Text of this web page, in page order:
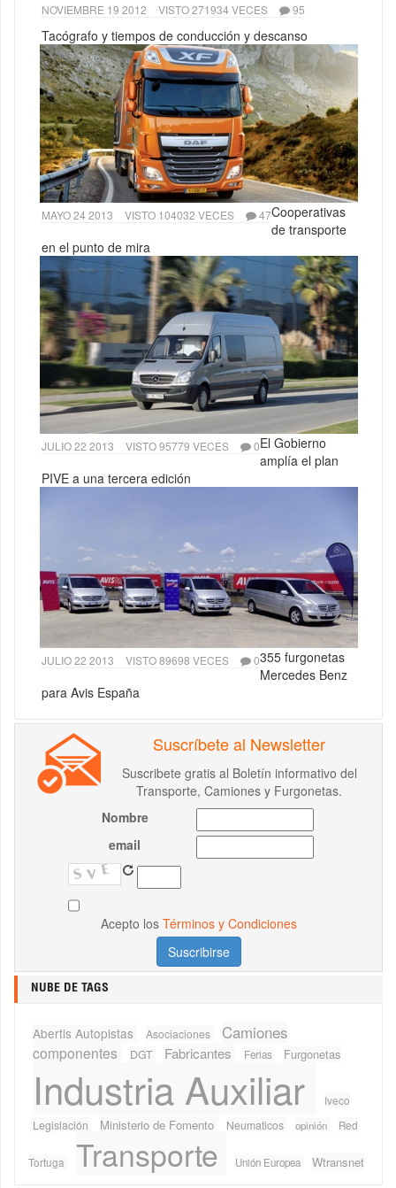
NOVIEMBRE 19 2012 VISTO 271934 VECES 95
Tacógrafo y tiempos de conducción y descanso
MAYO 24 2013 VISTO 104032 VECES 47Cooperativas
de transporte
en el punto de mira
JULIO 22 2013 VISTO 95779 VECES 0El Gobierno
amplía el plan
PIVE a una tercera edición
JULIO 22 2013 VISTO 89698 VECES 0355 furgonetas
Mercedes Benz
para Avis España
Suscríbete al Newsletter
Suscribete gratis al Boletín informativo del
Transporte, Camiones y Furgonetas.
Nombre
email
Acepto los Términos y Condiciones
NUBE DE TAGS
Abertis Autopistas Asociaciones Camiones
componentes DGT Fabricantes Ferias Furgonetas
Industria Auxiliar
Iveco
Legislación
Ministerio de Fomento Neumaticos opinión Red
Tortuga Transporte Unión Europea Wtransnet